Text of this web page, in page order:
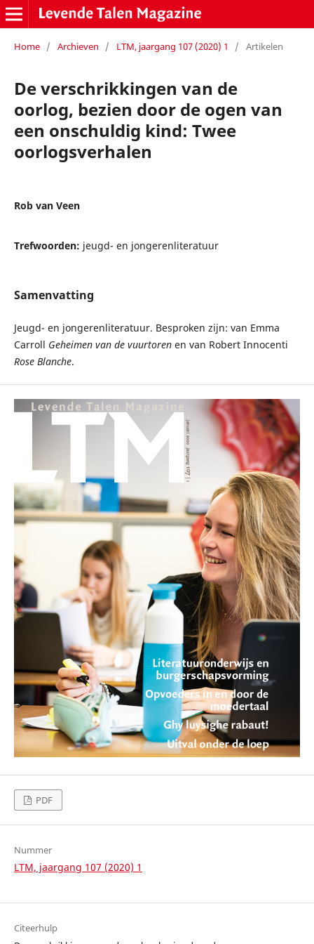
Home / Archieven / LTM, jaargang 107 (2020) 1 / Artikelen
De verschrikkingen van de
oorlog, bezien door de ogen van
een onschuldig kind: Twee
oorlogsverhalen
Rob van Veen
Trefwoorden: jeugd- en jongerenliteratuur
Samenvatting
Jeugd- en jongerenliteratuur. Besproken zijn: van Emma
Carroll Geheimen van de vuurtorenen van Robert Innocenti
Rose Blanche.
PDF
Nummer
LTM, jaargang 107 (2020) 1
Citeerhulp